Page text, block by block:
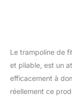
Le trampoline de
et pliable, est un
efficacement à
réellement ce